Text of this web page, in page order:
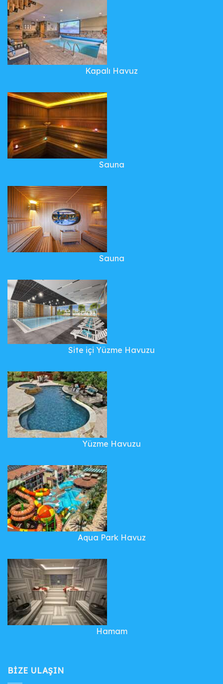
Kapalı Havuz
Sauna
Sauna
Site içi Yüzme Havuzu
Yüzme Havuzu
Aqua Park Havuz
Hamam
BIZE ULAŞIN